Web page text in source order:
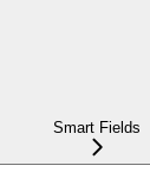
Smart Fields